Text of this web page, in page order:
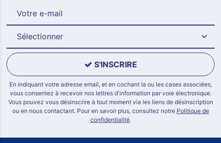
Sélectionner
S'INSCRIRE
En indiquant votre adresse email, et en cochant la ou les cases associées,
vous consentez à recevoir nos lettres d'information par voie électronique.
Vous pouvez vous désinscrire à tout moment via les liens de désinscription
ou en nous contactant. Pour en savoir plus, consultez notre Politique de
confidentialité.